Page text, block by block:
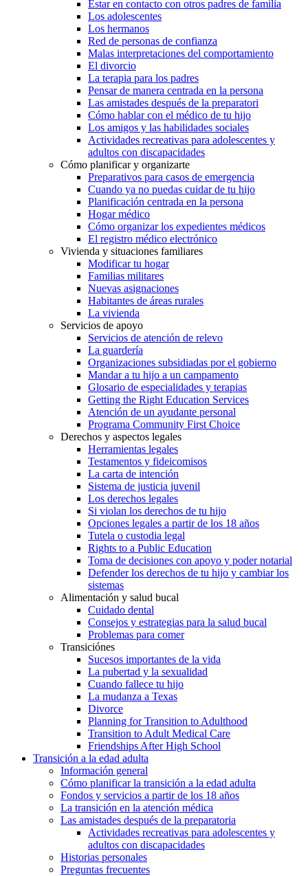
Estar en contacto con otros padres de familia
Los adolescentes
Los hermanos
Red de personas de confianza
Malas interpretaciones del comportamiento
El divorcio
La terapia para los padres
Pensar de manera centrada en la persona
Las amistades después de la preparatori
Cómo hablar con el médico de tu hijo
Los amigos y las habilidades sociales
Actividades recreativas para adolescentes y
adultos con discapacidades
Cómo planificar y organizarte
Preparativos para casos de emergencia
Cuando ya no puedas cuidar de tu hijo
Planificación centrada en la persona
Hogar médico
Cómo organizar los expedientes médicos
El registro médico electrónico
Vivienda y situaciones familiares
Modificar tu hogar
Familias militares
Nuevas asignaciones
Habitantes de áreas rurales
La vivienda
Servicios de apoyo
Servicios de atención de relevo
La guardería
Organizaciones subsidiadas por el gobierno
Mandar a tu hijo a un campamento
Glosario de especialidades y terapias
Getting the Right Education Services
Atención de un ayudante personal
Programa Community First Choice
Derechos y aspectos legales
Herramientas legales
Testamentos y fideicomisos
La carta de intención
Sistema de justicia juvenil
Los derechos legales
Si violan los derechos de tu hijo
Opciones legales a partir de los 18 años
Tutela o custodia legal
Rights to a Public Education
Toma de decisiones con apoyo y poder notarial
Defender los derechos de tu hijo y cambiar los
sistemas
Alimentación y salud bucal
Cuidado dental
Consejos y estrategias para la salud bucal
Problemas para comer
Transiciónes
Sucesos importantes de la vida
La pubertad y la sexualidad
Cuando fallece tu hijo
La mudanza a Texas
Divorce
Planning for Transition to Adulthood
Transition to Adult Medical Care
Friendships After High School
Transición a la edad adulta
Información general
Cómo planificar la transición a la edad adulta
Fondos y servicios a partir de los 18 años
La transición en la atención médica
Las amistades después de la preparatoria
Actividades recreativas para adolescentes y
adultos con discapacidades
Historias personales
Preguntas frecuentes